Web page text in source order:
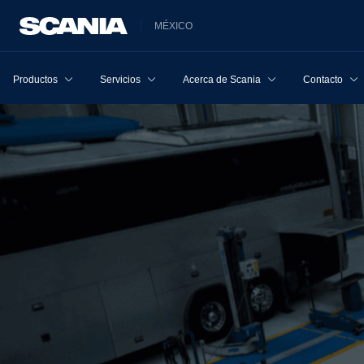
MÉXICO
Productos Servicios Acerca de Scania Contacto